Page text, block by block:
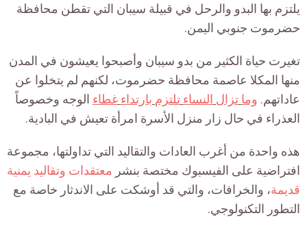
يلتزم بها البدو والرحل في قبيلة سيبان التي تقطن محافظة
حضرموت جنوبي اليمن.
تغيرت حياة الكثير من بدو سيبان وأصبحوا يعيشون في المدن
منها المكلا عاصمة محافظة حضرموت، لكنهم لم يتخلوا عن
عاداتهم. وما تزال النساء تلتزم بارتداء غطاء الوجه وخصوصاً
العذراء في حال زار منزل الأسرة امرأة تعيش في البادية.
هذه واحدة من أغرب العادات والتقاليد التي تداولتها، مجموعة
افتراضية على الفيسبوك مختصة بنشر معتقدات وتقاليد يمنية
قديمة، والخرافات، والتي قد أوشكت على الاندثار خاصة مع
التطور التكنولوجي.